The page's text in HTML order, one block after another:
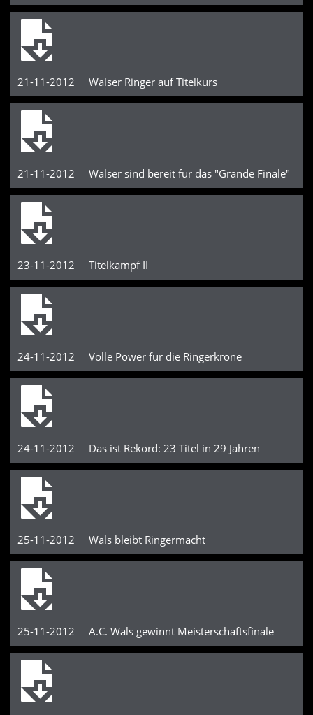
21-11-2012 Walser Ringer auf Titelkurs
21-11-2012 Walser sind bereit für das "Grande Finale"
23-11-2012 Titelkampf II
24-11-2012 Volle Power für die Ringerkrone
24-11-2012 Das ist Rekord: 23 Titel in 29 Jahren
25-11-2012 Wals bleibt Ringermacht
25-11-2012 A.C. Wals gewinnt Meisterschaftsfinale